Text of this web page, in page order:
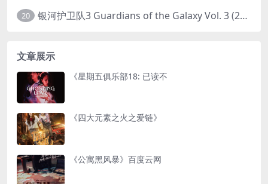
20 银河护卫队3 Guardians of the Galaxy Vol. 3 (2023)4K高清资源1080p只分享精品
文章展示
《星期五俱乐部18: 已读不
《四大元素之火之爱链》
《公寓黑风暴》百度云网